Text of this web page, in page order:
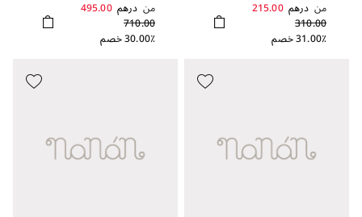
من درهم 215.00
310.00
31.00٪ خصم
COLLAR
من درهم 495.00
710.00
30.00٪ خصم